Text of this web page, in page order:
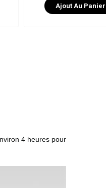
Ajout Au Panier
4 heures pour